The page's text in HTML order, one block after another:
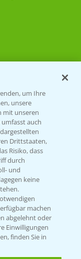
um Ihre
unsere
mit unseren
auch
Drittstaaten,
Risiko, dass
durch
und
keine
machen
abgelehnt oder
Einwilligungen
finden Sie in